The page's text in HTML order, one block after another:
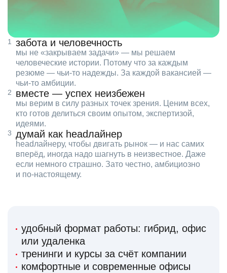
забота и человечность
мы не «закрываем задачи» — мы решаем
человеческие истории. Потому что за каждым
резюме — чьи‑то надежды. За каждой вакансией —
чьи‑то амбиции.
вместе — успех неизбежен
мы верим в силу разных точек зрения. Ценим всех,
кто готов делиться своим опытом, экспертизой,
идеями.
думай как headлайнер
headлайнеру, чтобы двигать рынок — и нас самих
вперёд, иногда надо шагнуть в неизвестное. Даже
если немного страшно. Зато честно, амбициозно
и по‑настоящему.
удобный формат работы: гибрид, офис
или удаленка
тренинги и курсы за счёт компании
комфортные и современные офисы